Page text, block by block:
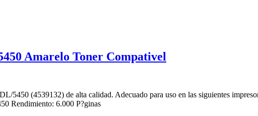
Amarelo Toner Compativel
5450 (4539132) de alta calidad. Adecuado para uso en las siguientes
Rendimiento: 6.000 P?ginas